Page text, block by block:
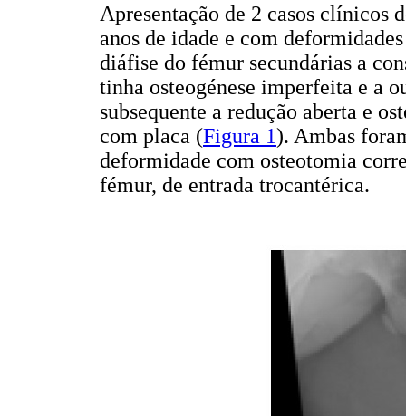
Apresentação de 2 casos clínicos
anos de idade e com
diáfise do fémur secundárias a
tinha osteogénese imperfeita e a
subsequente a redução aberta e
com placa (Figura 1). Ambas
deformidade com osteotomia
fémur, de entrada trocantérica.